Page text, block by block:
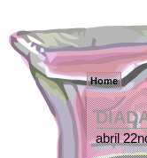
Home
abril